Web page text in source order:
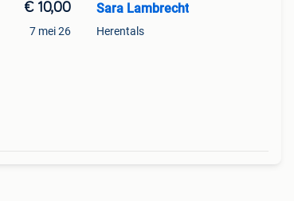
€ 10,00
7 mei 26
Sara Lambrecht
Herentals